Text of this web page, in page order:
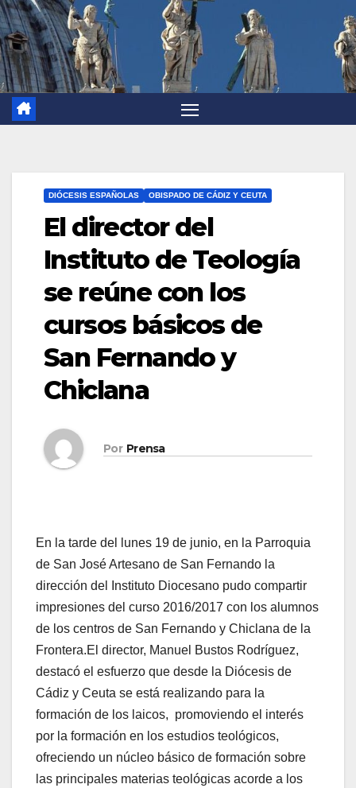
DIÓCESIS ESPAÑOLAS OBISPADO DE CÁDIZ Y CEUTA
El director del
Instituto de Teología
se reúne con los
cursos básicos de
San Fernando y
Chiclana
Por Prensa
En la tarde del lunes 19 de junio, en la Parroquia
de San José Artesano de San Fernando la
dirección del Instituto Diocesano pudo compartir
impresiones del curso 2016/2017 con los alumnos
de los centros de San Fernando y Chiclana de la
Frontera.El director, Manuel Bustos Rodríguez,
destacó el esfuerzo que desde la Diócesis de
Cádiz y Ceuta se está realizando para la
formación de los laicos, promoviendo el interés
por la formación en los estudios teológicos,
ofreciendo un núcleo básico de formación sobre
las principales materias teológicas acorde a los